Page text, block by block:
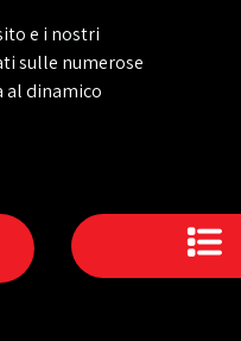
e i nostri
sulle numerose
al dinamico